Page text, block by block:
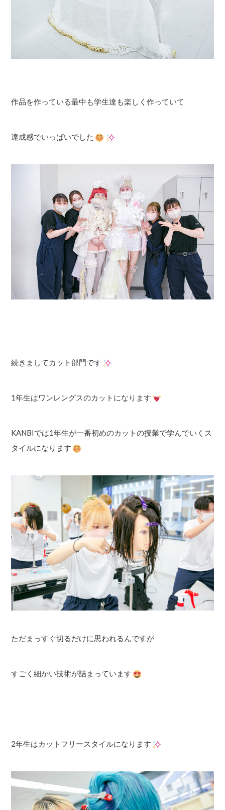
作品を作っている最中も学生達も楽しく作っていて
達成感でいっぱいでした
続きましてカット部門です
1年生はワンレングスのカットになります
KANBIでは1年生が一番初めのカットの授業で学んでいくス
タイルになります
ただまっすぐ切るだけに思われるんですが
すごく細かい技術が詰まっています
2年生はカットフリースタイルになります